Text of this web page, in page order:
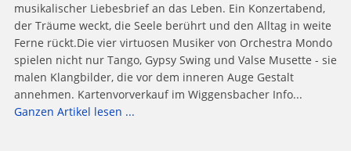
musikalischer Liebesbrief an das Leben. Ein Konzertabend,
der Träume weckt, die Seele berührt und den Alltag in weite
Ferne rückt.Die vier virtuosen Musiker von Orchestra Mondo
spielen nicht nur Tango, Gypsy Swing und Valse Musette - sie
malen Klangbilder, die vor dem inneren Auge Gestalt
annehmen. Kartenvorverkauf im Wiggensbacher Info...
Ganzen Artikel lesen ...